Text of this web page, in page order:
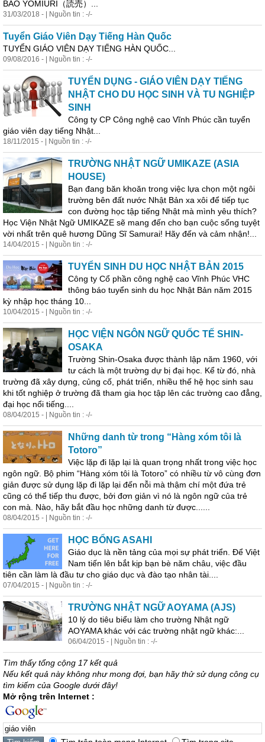
BÁO YOMIURI（読売）...
31/03/2018 - | Nguồn tin : -/-
Tuyển Giáo Viên Dạy Tiếng Hàn Quốc
TUYỂN GIÁO VIÊN DẠY TIẾNG HÀN QUỐC...
09/08/2016 - | Nguồn tin : -/-
TUYỂN DỤNG - GIÁO VIÊN DẠY TIẾNG
NHẬT CHO DU HỌC SINH VÀ TU NGHIỆP
SINH
Công ty CP Công nghệ cao Vĩnh Phúc cần tuyển
giáo viên dạy tiếng Nhật...
18/11/2015 - | Nguồn tin : -/-
TRƯỜNG NHẬT NGỮ UMIKAZE (ASIA
HOUSE)
Bạn đang băn khoăn trong việc lựa chọn một ngôi
trường bên đất nước Nhật Bản xa xôi để tiếp tục
con đường học tập tiếng Nhật mà mình yêu thích?
Học Viện Nhật Ngữ UMIKAZE sẽ mang đến cho bạn cuộc sống tuyệt
vời nhất trên quê hương Dũng Sĩ Samurai! Hãy đến và cảm nhận!...
14/04/2015 - | Nguồn tin : -/-
TUYỂN SINH DU HỌC NHẬT BẢN 2015
Công ty Cổ phần công nghệ cao Vĩnh Phúc VHC
thông báo tuyển sinh du học Nhật Bản năm 2015
kỳ nhập học tháng 10...
10/04/2015 - | Nguồn tin : -/-
HỌC VIỆN NGÔN NGỮ QUỐC TẾ SHIN-
OSAKA
Trường Shin-Osaka được thành lập năm 1960, với
tư cách là một trường dự bị đại học. Kể từ đó, nhà
trường đã xây dựng, củng cố, phát triển, nhiều thế hệ học sinh sau
khi tốt nghiệp ở trường đã tham gia học tập lên các trường cao đẳng,
đại học nổi tiếng....
08/04/2015 - | Nguồn tin : -/-
Những danh từ trong “Hàng xóm tôi là
Totoro”
Việc lặp đi lặp lại là quan trọng nhất trong việc học
ngôn ngữ. Bộ phim “Hàng xóm tôi là Totoro” có nhiều từ vô cùng đơn
giản được sử dụng lặp đi lặp lại đến nỗi mà thậm chí một đứa trẻ
cũng có thể tiếp thu được, bởi đơn giản vì nó là ngôn ngữ của trẻ
con mà. Nào, hãy bắt đầu học những danh từ được......
08/04/2015 - | Nguồn tin : -/-
HỌC BỔNG ASAHI
Giáo dục là nền tảng của mọi sự phát triển. Để Việt
Nam tiến lên bắt kịp bạn bè năm châu, việc đầu
tiên cần làm là đầu tư cho giáo dục và đào tạo nhân tài....
07/04/2015 - | Nguồn tin : -/-
TRƯỜNG NHẬT NGỮ AOYAMA (AJS)
10 lý do tiêu biểu làm cho trường Nhật ngữ
AOYAMA khác với các trường nhật ngữ khác:...
06/04/2015 - | Nguồn tin : -/-
Tìm thấy tổng cộng 17 kết quả
Nếu kết quả này không như mong đợi, bạn hãy thử sử dụng công cụ
tìm kiếm của Google dưới đây!
Mở rộng trên Internet :